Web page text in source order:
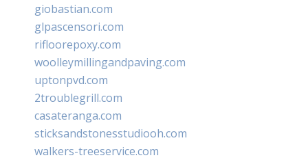
giobastian.com
glpascensori.com
rifloorepoxy.com
woolleymillingandpaving.com
uptonpvd.com
2troublegrill.com
casateranga.com
sticksandstonesstudiooh.com
walkers-treeservice.com